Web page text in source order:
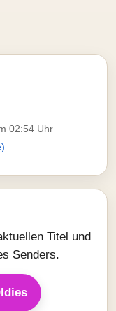
02:54 Uhr
Titel und
Senders.